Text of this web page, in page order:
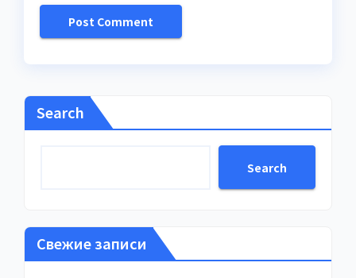
Search
Search
Свежие записи